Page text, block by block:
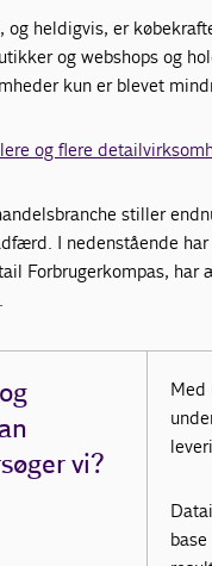
og heldigvis, er
og webshops og
kun er blevet
og flere
stiller
I nedenstående
Forbrugerkompas,
vi?
Med